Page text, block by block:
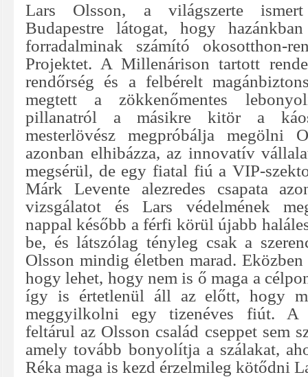
Lars Olsson, a világszerte
Budapestre látogat, hogy
forradalminak számító okosotthon-
Projektet. A Millenárison tartott
rendőrség és a felbérelt
megtett a zökkenőmentes
pillanatról a másikre kitör a
mesterlövész megpróbálja megölni
azonban elhibázza, az innovatív
megsérül, de egy fiatal fiú a VIP-
Márk Levente alezredes csapata
vizsgálatot és Lars védelmének
nappal később a férfi körül újabb
be, és látszólag tényleg csak a
Olsson mindig életben marad.
hogy lehet, hogy nem is ő maga a
így is értetlenül áll az előtt, hogy
meggyilkolni egy tizenéves fiút. A
feltárul az Olsson család cseppet sem
amely tovább bonyolítja a szálakat,
Réka maga is kezd érzelmileg kötődni